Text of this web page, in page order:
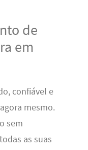
de
em
confiável e
mesmo.
sem
as suas